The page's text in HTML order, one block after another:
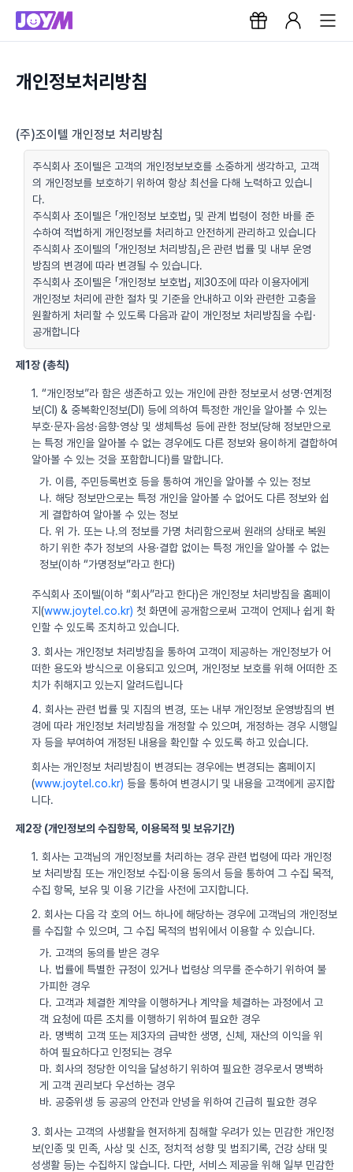
개인정보처리방침
(주)조이텔 개인정보 처리방침
주식회사 조이텔은 고객의 개인정보보호를 소중하게 생각하고, 고객
의 개인정보를 보호하기 위하여 항상 최선을 다해 노력하고 있습니
다.
주식회사 조이텔은 「개인정보 보호법」 및 관계 법령이 정한 바를 준
수하여 적법하게 개인정보를 처리하고 안전하게 관리하고 있습니다
주식회사 조이텔의 「개인정보 처리방침」은 관련 법률 및 내부 운영
방침의 변경에 따라 변경될 수 있습니다.
주식회사 조이텔은 「개인정보 보호법」 제30조에 따라 이용자에게
개인정보 처리에 관한 절차 및 기준을 안내하고 이와 관련한 고충을
원활하게 처리할 수 있도록 다음과 같이 개인정보 처리방침을 수립·
공개합니다
제1장 (총칙)
1. “개인정보”라 함은 생존하고 있는 개인에 관한 정보로서 성명·연계정
보(CI) & 중복확인정보(DI) 등에 의하여 특정한 개인을 알아볼 수 있는
부호·문자·음성·음향·영상 및 생체특성 등에 관한 정보(당해 정보만으로
는 특정 개인을 알아볼 수 없는 경우에도 다른 정보와 용이하게 결합하여
알아볼 수 있는 것을 포함합니다)를 말합니다.
가. 이름, 주민등록번호 등을 통하여 개인을 알아볼 수 있는 정보
나. 해당 정보만으로는 특정 개인을 알아볼 수 없어도 다른 정보와 쉽
게 결합하여 알아볼 수 있는 정보
다. 위 가. 또는 나.의 정보를 가명 처리함으로써 원래의 상태로 복원
하기 위한 추가 정보의 사용·결합 없이는 특정 개인을 알아볼 수 없는
정보(이하 “가명정보”라고 한다)
주식회사 조이텔(이하 “회사”라고 한다)은 개인정보 처리방침을 홈페이
지(www.joytel.co.kr) 첫 화면에 공개함으로써 고객이 언제나 쉽게 확
인할 수 있도록 조치하고 있습니다.
3. 회사는 개인정보 처리방침을 통하여 고객이 제공하는 개인정보가 어
떠한 용도와 방식으로 이용되고 있으며, 개인정보 보호를 위해 어떠한 조
치가 취해지고 있는지 알려드립니다
4. 회사는 관련 법률 및 지침의 변경, 또는 내부 개인정보 운영방침의 변
경에 따라 개인정보 처리방침을 개정할 수 있으며, 개정하는 경우 시행일
자 등을 부여하여 개정된 내용을 확인할 수 있도록 하고 있습니다.
회사는 개인정보 처리방침이 변경되는 경우에는 변경되는 홈페이지
(www.joytel.co.kr) 등을 통하여 변경시기 및 내용을 고객에게 공지합
니다.
제2장 (개인정보의 수집항목, 이용목적 및 보유기간)
1. 회사는 고객님의 개인정보를 처리하는 경우 관련 법령에 따라 개인정
보 처리방침 또는 개인정보 수집·이용 동의서 등을 통하여 그 수집 목적,
수집 항목, 보유 및 이용 기간을 사전에 고지합니다.
2. 회사는 다음 각 호의 어느 하나에 해당하는 경우에 고객님의 개인정보
를 수집할 수 있으며, 그 수집 목적의 범위에서 이용할 수 있습니다.
가. 고객의 동의를 받은 경우
나. 법률에 특별한 규정이 있거나 법령상 의무를 준수하기 위하여 불
가피한 경우
다. 고객과 체결한 계약을 이행하거나 계약을 체결하는 과정에서 고
객 요청에 따른 조치를 이행하기 위하여 필요한 경우
라. 명백히 고객 또는 제3자의 급박한 생명, 신체, 재산의 이익을 위
하여 필요하다고 인정되는 경우
마. 회사의 정당한 이익을 달성하기 위하여 필요한 경우로서 명백하
게 고객 권리보다 우선하는 경우
바. 공중위생 등 공공의 안전과 안녕을 위하여 긴급히 필요한 경우
3. 회사는 고객의 사생활을 현저하게 침해할 우려가 있는 민감한 개인정
보(인종 및 민족, 사상 및 신조, 정치적 성향 및 범죄기록, 건강 상태 및
성생활 등)는 수집하지 않습니다. 다만, 서비스 제공을 위해 일부 민감한